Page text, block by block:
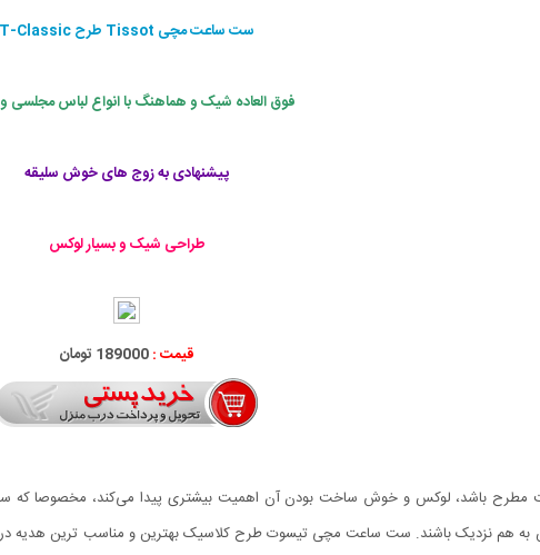
ست ساعت مچی Tissot طرح T-Classic
فوق العاده شیک و هماهنگ با انواع لباس مجلسی
پیشنهادی به زوج های خوش سلیقه
طراحی شیک و بسیار لوکس
قیمت :189000 تومان
مطرح باشد، لوکس و خوش ساخت بودن آن اهمیت بیشتری پیدا می‌کند،
هم نزدیک باشند. ست ساعت مچی تیسوت طرح کلاسیک بهترین و مناسب ترین هدیه در